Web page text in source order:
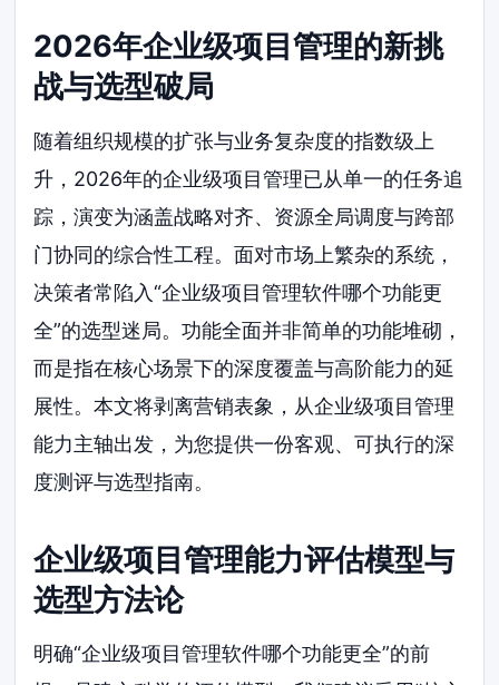
2026年企业级项目管理的新挑
战与选型破局
随着组织规模的扩张与业务复杂度的指数级上
升，2026年的企业级项目管理已从单一的任务追
踪，演变为涵盖战略对齐、资源全局调度与跨部
门协同的综合性工程。面对市场上繁杂的系统，
决策者常陷入“企业级项目管理软件哪个功能更
全”的选型迷局。功能全面并非简单的功能堆砌，
而是指在核心场景下的深度覆盖与高阶能力的延
展性。本文将剥离营销表象，从企业级项目管理
能力主轴出发，为您提供一份客观、可执行的深
度测评与选型指南。
企业级项目管理能力评估模型与
选型方法论
明确“企业级项目管理软件哪个功能更全”的前